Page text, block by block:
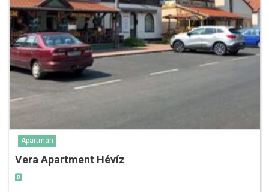
Apartman
Vera Apartment Hévíz